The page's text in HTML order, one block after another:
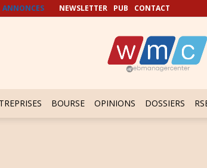
ANNONCES NEWSLETTER PUB CONTACT
BOURSE OPINIONS DOSSIERS